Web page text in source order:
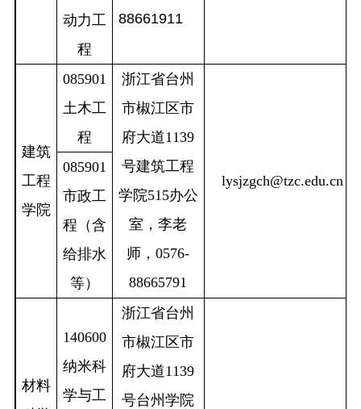
88661911
动力工
程
建筑
工程
学院
085901
土木工
程
浙江省台州
市椒江区市
府大道1139
号建筑工程
学院515办公
室，李老
师，0576-
88665791
lysjzgch@tzc.edu.cn
085901
市政工
程（含
给排水
等）
材料
140600
纳米科
学与工
浙江省台州
市椒江区市
府大道1139
号台州学院